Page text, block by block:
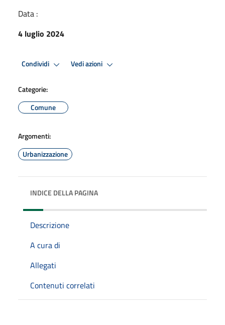
Data :
4 luglio 2024
Condividi Vedi azioni
Categorie:
Comune
Argomenti:
Urbanizzazione
INDICE DELLA PAGINA
Descrizione
A cura di
Allegati
Contenuti correlati